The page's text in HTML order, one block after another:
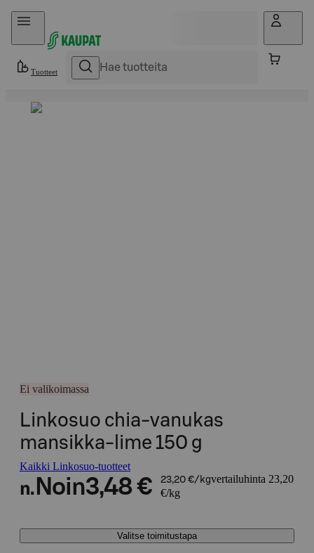
Hyppää sisältöön
Tuotteet
Ei valikoimassa
Linkosuo chia-vanukas
mansikka-lime 150 g
Kaikki Linkosuo-tuotteet
n. Noin3,48 € 23,20 €/kgvertailuhinta 23,20
€/kg
Valitse toimitustapa